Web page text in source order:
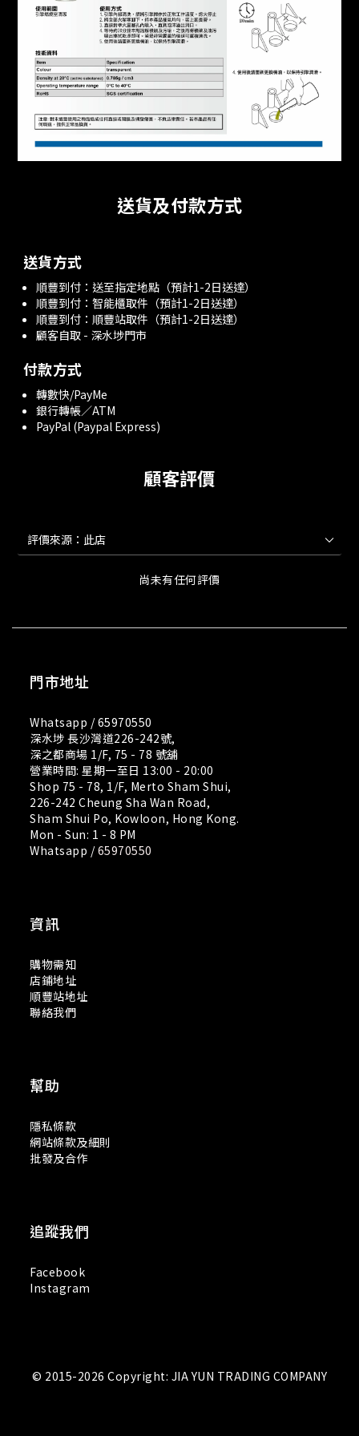
送貨及付款方式
送貨方式
順豐到付：送至指定地點（預計1-2日送達）
順豐到付：智能櫃取件（預計1-2日送達）
順豐到付：順豐站取件（預計1-2日送達）
顧客自取 - 深水埗門市
付款方式
轉數快/PayMe
銀行轉帳／ATM
PayPal (Paypal Express)
顧客評價
尚未有任何評價
門市地址
Whatsapp /65970550
深水埗 長沙灣道226-242號,
深之都商場 1/F, 75 - 78 號舖
營業時間: 星期一至日 13:00 - 20:00
Shop 75 - 78, 1/F, Merto Sham Shui,
226-242 Cheung Sha Wan Road,
Sham Shui Po, Kowloon, Hong Kong.
Mon - Sun: 1 - 8 PM
Whatsapp /65970550
資訊
購物需知
店鋪地址
順豐站地址
聯絡我們
幫助
隱私條款
網站條款及細則
批發及合作
追蹤我們
Facebook
Instagram
© 2015-2026 Copyright: JIA YUN TRADING COMPANY